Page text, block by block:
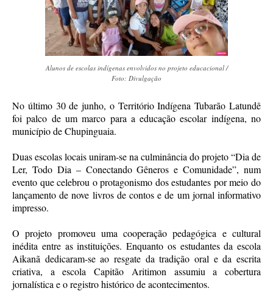
Alunos de escolas indígenas envolvidos no projeto educacional /
Foto: Divulgação
No último 30 de junho, o Território Indígena Tubarão Latundê
foi palco de um marco para a educação escolar indígena, no
município de Chupinguaia.
Duas escolas locais uniram-se na culminância do projeto “Dia de
Ler, Todo Dia – Conectando Gêneros e Comunidade”, num
evento que celebrou o protagonismo dos estudantes por meio do
lançamento de nove livros de contos e de um jornal informativo
impresso.
O projeto promoveu uma cooperação pedagógica e cultural
inédita entre as instituições. Enquanto os estudantes da escola
Aikanã dedicaram-se ao resgate da tradição oral e da escrita
criativa, a escola Capitão Aritimon assumiu a cobertura
jornalística e o registro histórico de acontecimentos.